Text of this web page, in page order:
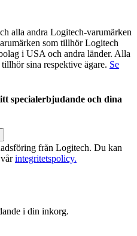
alla andra Logitech-varumärken
som tillhör Logitech
i USA och andra länder. Alla
sina respektive ägare. Se
specialerbjudande och dina
från Logitech. Du kan
integritetspolicy.
i din inkorg.